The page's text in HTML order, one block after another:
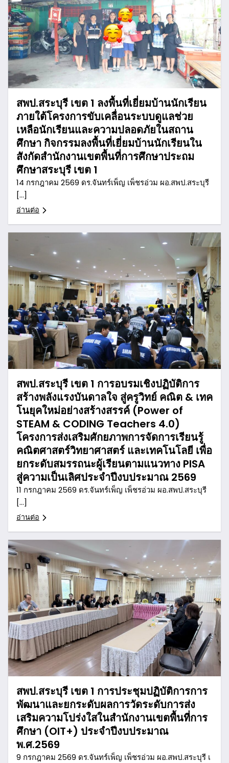
สพป.สระบุรี เขต 1 ลงพื้นที่เยี่ยมบ้านนักเรียน
ภายใต้โครงการขับเคลื่อนระบบดูแลช่วย
เหลือนักเรียนและความปลอดภัยในสถาน
ศึกษา กิจกรรมลงพื้นที่เยี่ยมบ้านนักเรียนใน
สังกัดสำนักงานเขตพื้นที่การศึกษาประถม
ศึกษาสระบุรี เขต 1
14 กรกฎาคม 2569 ดร.จันทร์เพ็ญ เพ็ชรอ่วม ผอ.สพป.สระบุรี
[…]
อ่านต่อ
สพป.สระบุรี เขต 1 การอบรมเชิงปฏิบัติการ
สร้างพลังแรงบันดาลใจ สู่ครูวิทย์ คณิต & เทค
โนยุคใหม่อย่างสร้างสรรค์ (Power of
STEAM & CODING Teachers 4.0)
โครงการส่งเสริมศักยภาพการจัดการเรียนรู้
คณิตศาสตร์วิทยาศาสตร์ และเทคโนโลยี เพื่อ
ยกระดับสมรรถนะผู้เรียนตามแนวทาง PISA
สู่ความเป็นเลิศประจำปีงบประมาณ 2569
11 กรกฎาคม 2569 ดร.จันทร์เพ็ญ เพ็ชรอ่วม ผอ.สพป.สระบุรี
[…]
อ่านต่อ
สพป.สระบุรี เขต 1 การประชุมปฏิบัติการการ
พัฒนาและยกระดับผลการวัดระดับการส่ง
เสริมความโปร่งใสในสำนักงานเขตพื้นที่การ
ศึกษา (OIT+) ประจำปีงบประมาณ
พ.ศ.2569
9 กรกฎาคม 2569 ดร.จันทร์เพ็ญ เพ็ชรอ่วม ผอ.สพป.สระบุรี เ